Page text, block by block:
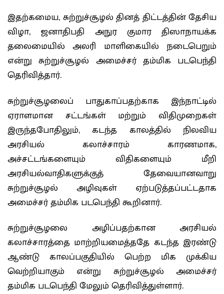
இதற்கமைய, சுற்றுச்சூழல் தினத் திட்டத்தின் தேசிய
விழா, ஜனாதிபதி அநுர குமார திஸாநாயக்க
தலைமையில் அலரி மாளிகையில் நடைபெறும்
என்று சுற்றுச்சூழல் அமைச்சர் தம்மிக படபெந்தி
தெரிவித்தார்.
சுற்றுச்சூழலைப் பாதுகாப்பதற்காக இந்நாட்டில்
ஏராளமான சட்டங்கள் மற்றும் விதிமுறைகள்
இருந்தபோதிலும், கடந்த காலத்தில் நிலவிய
அரசியல் கலாச்சாரம் காரணமாக,
அச்சட்டங்களையும் விதிகளையும் மீறி
அரசியல்வாதிகளுக்குத் தேவையானவாறு
சுற்றுச்சூழல் அழிவுகள் ஏற்படுத்தப்பட்டதாக
அமைச்சர் தம்மிக படபெந்தி கூறினார்.
சுற்றுச்சூழலை அழிப்பதற்கான அரசியல்
கலாச்சாரத்தை மாற்றியமைத்ததே கடந்த இரண்டு
ஆண்டு காலப்பகுதியில் பெற்ற மிக முக்கிய
வெற்றியாகும் என்று சுற்றுச்சூழல் அமைச்சர்
தம்மிக படபெந்தி மேலும் தெரிவித்துள்ளார்.